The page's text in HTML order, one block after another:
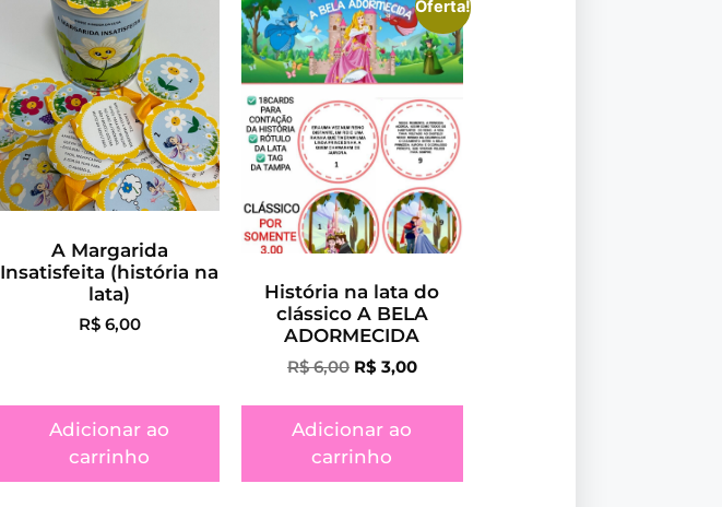
A Margarida
Insatisfeita (história na
lata)
R$6,00
Adicionar ao
carrinho
Oferta!
História na lata do
clássico A BELA
ADORMECIDA
R$6,00 R$ 3,00
Adicionar ao
carrinho